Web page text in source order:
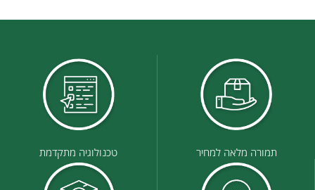
תמורה מלאה למחיר טכנולוגיה מתקדמת